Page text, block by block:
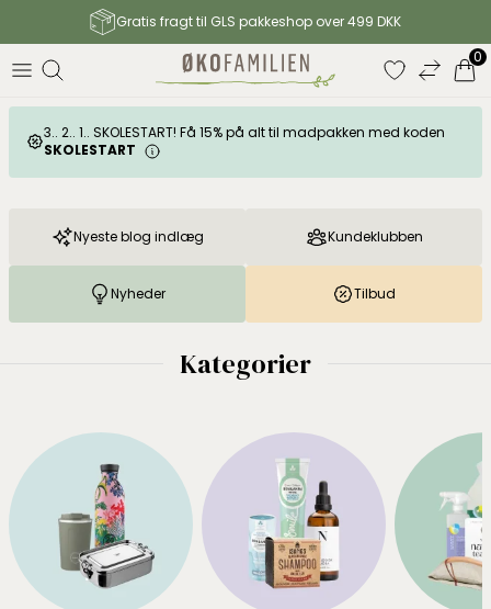
Gratis fragt til GLS pakkeshop over 499 DKK
0
3.. 2.. 1.. SKOLESTART! Få 15% på alt til madpakken med koden
SKOLESTART
Farverige tekstiler til hjemmet
Find farverige klude, håndklæder og viskestykker fra
hollandske Foekje Fleur
Nyeste blog indlæg Kundeklubben
Nyheder Tilbud
Kategorier